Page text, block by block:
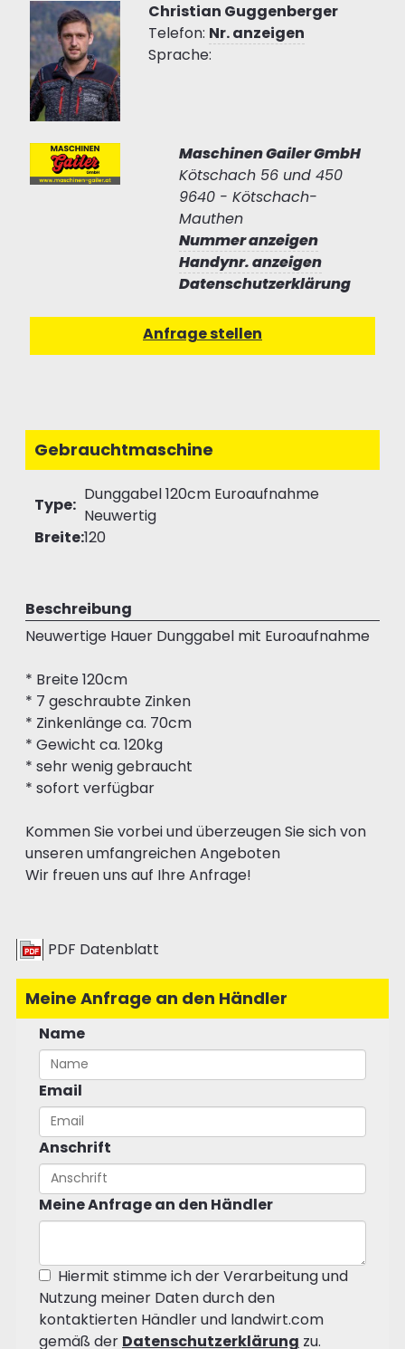
Christian Guggenberger
Telefon: Nr. anzeigen
Sprache:
Maschinen Gailer GmbH
Kötschach 56 und 450
9640 - Kötschach-
Mauthen
Nummer anzeigen
Handynr. anzeigen
Datenschutzerklärung
Gebrauchtmaschine
Type:
Dunggabel 120cm Euroaufnahme
Neuwertig
Breite:120
Beschreibung
Neuwertige Hauer Dunggabel mit Euroaufnahme
* Breite 120cm
* 7 geschraubte Zinken
* Zinkenlänge ca. 70cm
* Gewicht ca. 120kg
* sehr wenig gebraucht
* sofort verfügbar
Kommen Sie vorbei und überzeugen Sie sich von
unseren umfangreichen Angeboten
Wir freuen uns auf Ihre Anfrage!
PDF Datenblatt
Meine Anfrage an den Händler
Name
Email
Anschrift
Meine Anfrage an den Händler
Hiermit stimme ich der Verarbeitung und
Nutzung meiner Daten durch den
kontaktierten Händler und landwirt.com
gemäß der Datenschutzerklärung zu.